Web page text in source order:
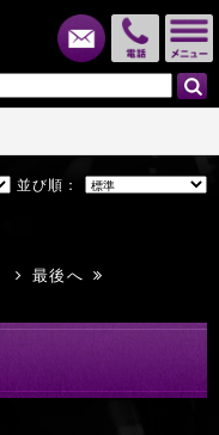
電話
メール
並び順：
最後へ